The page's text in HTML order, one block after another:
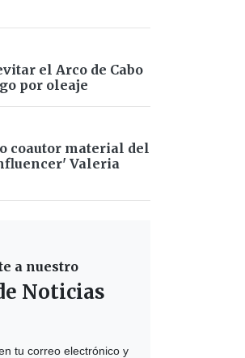
el Arco de Cabo
por oleaje
coautor material del
Valeria
a nuestro
Noticias
tu correo electrónico y